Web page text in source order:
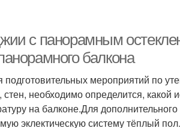
с панорамным
балкона
мероприятий по
необходимо определится, какой
на балконе.Для
эклектическую систему тёплый